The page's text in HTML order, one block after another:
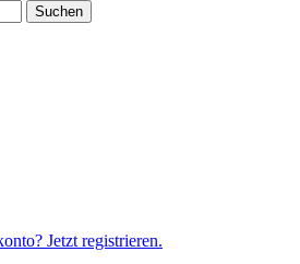
Suchen
Jetzt registrieren.